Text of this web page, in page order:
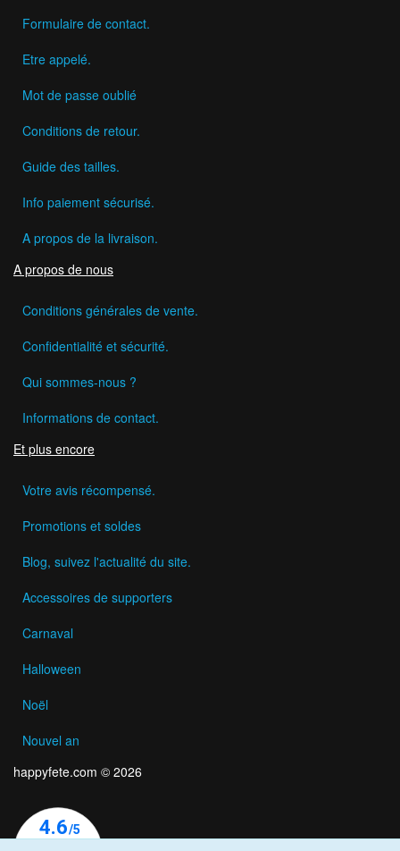
Formulaire de contact.
Etre appelé.
Mot de passe oublié
Conditions de retour.
Guide des tailles.
Info paiement sécurisé.
A propos de la livraison.
A propos de nous
Conditions générales de vente.
Confidentialité et sécurité.
Qui sommes-nous ?
Informations de contact.
Et plus encore
Votre avis récompensé.
Promotions et soldes
Blog, suivez l'actualité du site.
Accessoires de supporters
Carnaval
Halloween
Noël
Nouvel an
happyfete.com © 2026